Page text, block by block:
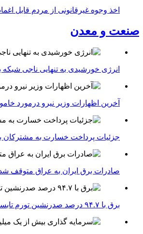
اخذ وجوه غیرقانونی از مردم قابل
صنعت و معدن
انرژی خورشیدی به تنهایی ناجی شبکه
آخرین اظهارات وزیر نیرو درمورد خاموشی‌ها/معافیت ۴ استان
جزئیات پرداخت خسارت به مشترکان
صادرات برق ایران به عراق متوقف
برق با ۹۴.۷ درصد صدرنشین تورم تابستانی!